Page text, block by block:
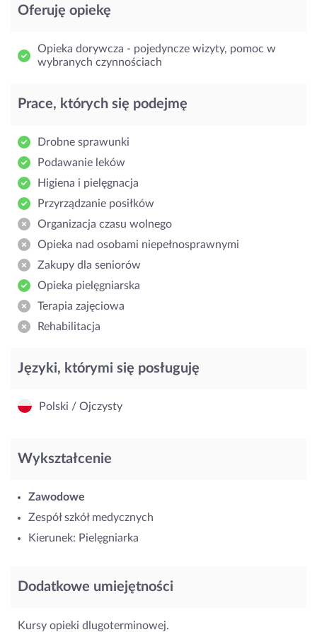
Oferuję opiekę
Opieka dorywcza - pojedyncze wizyty, pomoc w
wybranych czynnościach
Prace, których się podejmę
Drobne sprawunki
Podawanie leków
Higiena i pielęgnacja
Przyrządzanie posiłków
Organizacja czasu wolnego
Opieka nad osobami niepełnosprawnymi
Zakupy dla seniorów
Opieka pielęgniarska
Terapia zajęciowa
Rehabilitacja
Języki, którymi się posługuję
Polski / Ojczysty
Wykształcenie
Zawodowe
Zespół szkół medycznych
Kierunek: Pielęgniarka
Dodatkowe umiejętności
Kursy opieki dlugoterminowej.